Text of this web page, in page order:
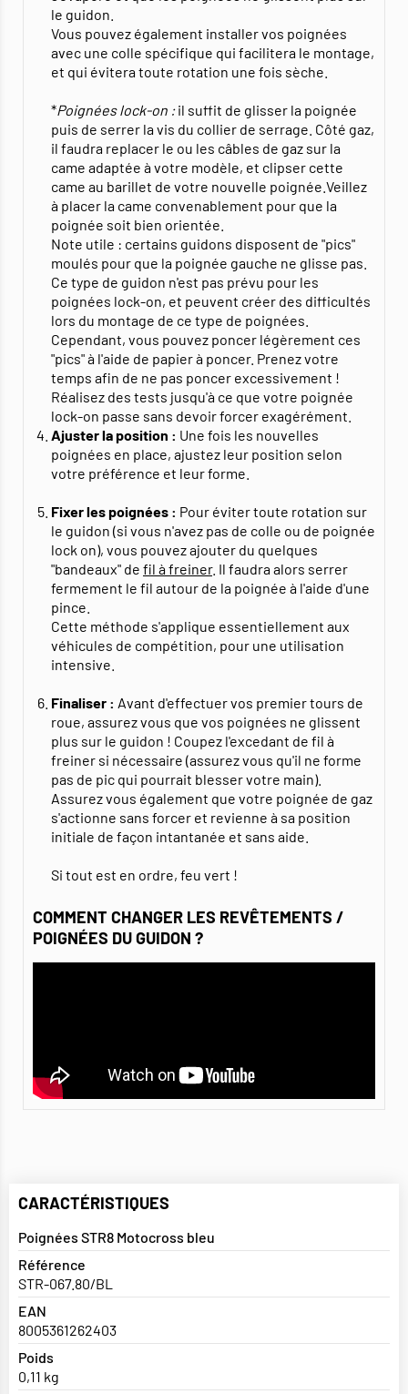
le guidon.
Vous pouvez également installer vos poignées
avec une colle spécifique qui facilitera le montage,
et qui évitera toute rotation une fois sèche.
*Poignées lock-on :il suffit de glisser la poignée
puis de serrer la vis du collier de serrage. Côté gaz,
il faudra replacer le ou les câbles de gaz sur la
came adaptée à votre modèle, et clipser cette
came au barillet de votre nouvelle poignée.Veillez
à placer la came convenablement pour que la
poignée soit bien orientée.
Note utile : certains guidons disposent de "pics"
moulés pour que la poignée gauche ne glisse pas.
Ce type de guidon n'est pas prévu pour les
poignées lock-on, et peuvent créer des difficultés
lors du montage de ce type de poignées.
Cependant, vous pouvez poncer légèrement ces
"pics" à l'aide de papier à poncer. Prenez votre
temps afin de ne pas poncer excessivement !
Réalisez des tests jusqu'à ce que votre poignée
lock-on passe sans devoir forcer exagérément.
Ajuster la position : Une fois les nouvelles
poignées en place, ajustez leur position selon
votre préférence et leur forme.
Fixer les poignées : Pour éviter toute rotation sur
le guidon (si vous n'avez pas de colle ou de poignée
lock on), vous pouvez ajouter du quelques
"bandeaux" de fil à freiner. Il faudra alors serrer
fermement le fil autour de la poignée à l'aide d'une
pince.
Cette méthode s'applique essentiellement aux
véhicules de compétition, pour une utilisation
intensive.
Finaliser : Avant d'effectuer vos premier tours de
roue, assurez vous que vos poignées ne glissent
plus sur le guidon ! Coupez l'excedant de fil à
freiner si nécessaire (assurez vous qu'il ne forme
pas de pic qui pourrait blesser votre main).
Assurez vous également que votre poignée de gaz
s'actionne sans forcer et revienne à sa position
initiale de façon intantanée et sans aide.
Si tout est en ordre, feu vert !
COMMENT CHANGER LES REVÊTEMENTS /
POIGNÉES DU GUIDON ?
CARACTÉRISTIQUES
Poignées STR8 Motocross bleu
Référence
STR-067.80/BL
EAN
8005361262403
Poids
0,11 kg